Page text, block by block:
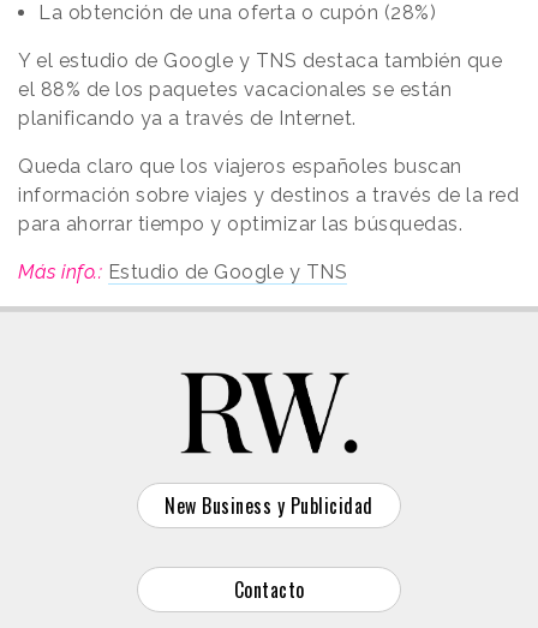
La obtención de una oferta o cupón (28%)
Y el estudio de Google y TNS destaca también que
el 88% de los paquetes vacacionales se están
planificando ya a través de Internet.
Queda claro que los viajeros españoles buscan
información sobre viajes y destinos a través de la red
para ahorrar tiempo y optimizar las búsquedas.
Más info.: Estudio de Google y TNS
New Business y Publicidad
Contacto